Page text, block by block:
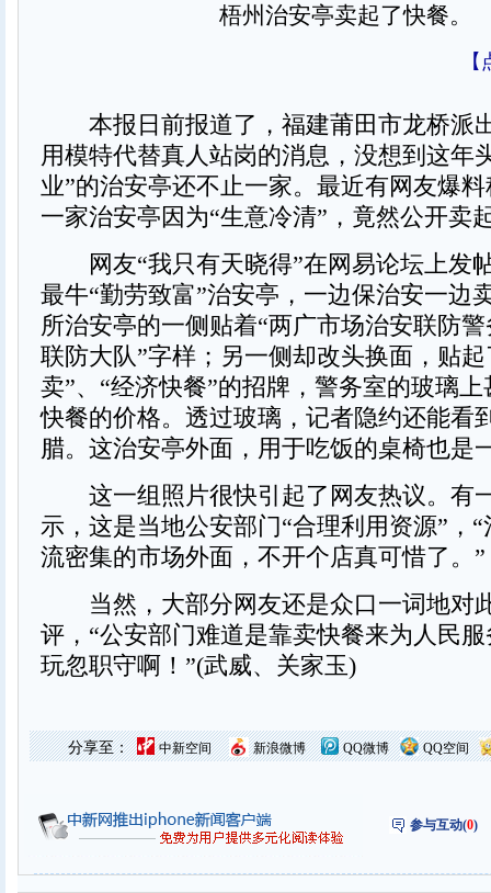
梧州治安亭卖起了快餐。
本报日前报道了，福建莆田市龙桥派
用模特代替真人站岗的消息，没想到这年
业”的治安亭还不止一家。最近有网友爆
一家治安亭因为“生意冷清”，竟然公开卖
网友“我只有天晓得”在网易论坛上发
最牛“勤劳致富”治安亭，一边保治安一边
所治安亭的一侧贴着“两广市场治安联防
联防大队”字样；另一侧却改头换面，贴
卖”、“经济快餐”的招牌，警务室的玻璃
快餐的价格。透过玻璃，记者隐约还能看
腊。这治安亭外面，用于吃饭的桌椅也是
这一组照片很快引起了网友热议。有
示，这是当地公安部门“合理利用资源”，
流密集的市场外面，不开个店真可惜了。”
当然，大部分网友还是众口一词地对
评，“公安部门难道是靠卖快餐来为人民
玩忽职守啊！”(武威、关家玉)
QQ空间
QQ微博
新浪微博
中新空间
分享至：
参与互动(0)